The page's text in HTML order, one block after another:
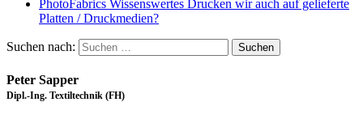
PhotoFabrics Wissenswertes Drucken wir auch auf gelieferte
Platten / Druckmedien?
Suchen nach:
Peter Sapper
Dipl.-Ing. Textiltechnik (FH)